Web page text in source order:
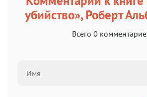
убийство», Роберт
Всего 0